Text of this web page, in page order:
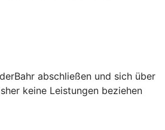
abschließen und sich über
keine Leistungen beziehen